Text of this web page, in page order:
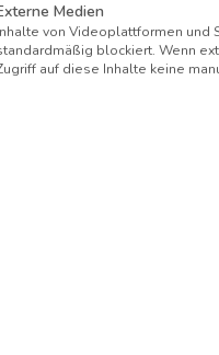
Rohstoffe –
gewonnen und
als Seide und
Medien
von Videoplattformen und
blockiert. Wenn
auf diese Inhalte keine